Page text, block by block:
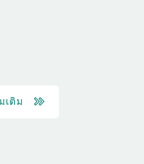
เติม